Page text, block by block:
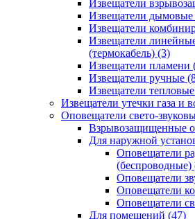
Извещатели
Извещатели дымовые
Извещатели
Извещатели
(термокабель) (3)
Извещатели пламени
Извещатели ручные
Извещатели тепловые
Извещатели утечки газа и
Оповещатели свето-
Взрывозащищенные
Для наружной
Оповещатели
(беспроводные)
Оповещатели
Оповещатели
Оповещатели
Для помещений (47)